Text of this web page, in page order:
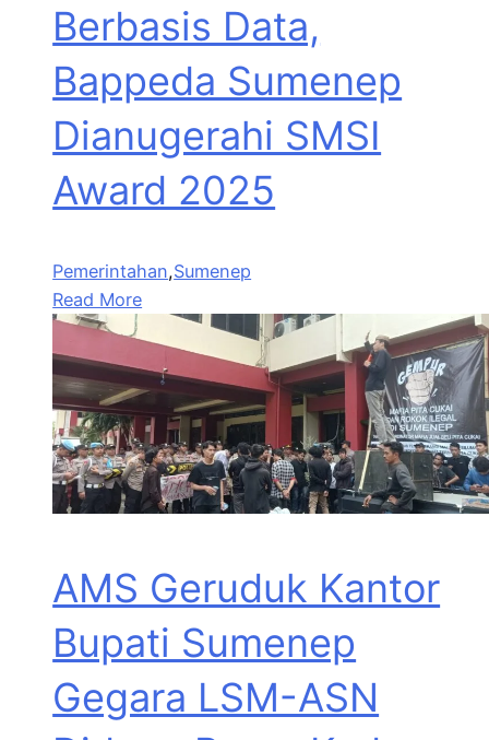
Berbasis Data,
Bappeda Sumenep
Dianugerahi SMSI
Award 2025
Pemerintahan,Sumenep
Read More
AMS Geruduk Kantor
Bupati Sumenep
Gegara LSM-ASN